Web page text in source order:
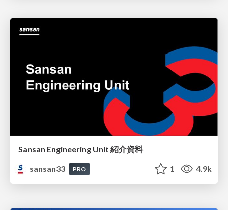
Sansan Engineering Unit 紹介資料
sansan33
PRO 1 4.9k